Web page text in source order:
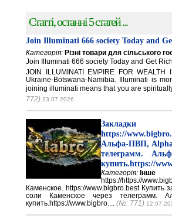
Статті, останні 5 статей ...
Join Illuminati 666 society Today and
Категорія: Різні товари для сільського
Join Illuminati 666 society Today and Get
JOIN ILLUMINATI EMPIRE FOR WEALTH
Ukraine-Botswana-Namibia. Illuminati is
joining illuminati means that you are
772) 23.07.2026
Закладки
https://
Альфа-ПВП, Alpha
телеграмм.
купить.https://
Категорія: Інше
https://https://
Каменское. https://www.bigbro.best Купить
соли Каменское через телеграмм.
купить.https://www.bigbro.... (№: 771)